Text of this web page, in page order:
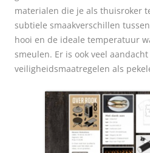
materialen die je als thuisroker
subtiele smaakverschillen
hooi en de ideale temperatuur
smeulen. Er is ook veel
veiligheidsmaatregelen als